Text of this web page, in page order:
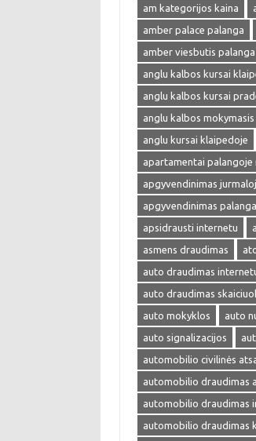
am kategorijos kaina
amber palace palanga
amber viesbutis palanga
anglu kalbos kursai
anglu kalbos kursai
anglu kalbos mokymasis
anglu kursai klaipedoje
apartamentai palangoje
apgyvendinimas
apgyvendinimas palanga
apsidrausti internetu
asmens draudimas
auto draudimas
auto draudimas
auto mokyklos
auto
auto signalizacijos
automobilio civilinės
automobilio draudimas
automobilio draudimas
automobilio draudimas